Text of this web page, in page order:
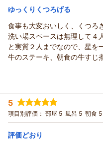
宿泊価格帯： 19,001～20,000円(
鹿教湯温泉 くつろぎの宿 黒岩
ぎんちゃん様
この度は、ご結婚記念日に
ざいました。
大切な日にお二人でゆっく
ささやかでしたが、喜んで
またぜひ、仲良くお越しくだ
お待ちしております。
ゆっくりくつろげる
食事も大変おいしく、くつろ
洗い場スペースは無理して４
と実質２人までなので、星を
牛のステーキ、朝食の牛すじ
投稿者： touさん(男性/60代)
宿泊プラン： 【じゃらんのお得な
る信州牛と里山の恵みを堪能
和室
宿泊価格帯： 19,001～20,000円(
5
項目別評価： 部屋 5 風呂 5 朝食 5
評価どおり